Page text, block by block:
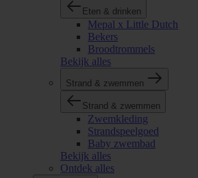
Eten & drinken
Mepal x Little Dutch
Bekers
Broodtrommels
Bekijk alles
Strand & zwemmen
Strand & zwemmen
Zwemkleding
Strandspeelgoed
Baby zwembad
Bekijk alles
Ontdek alles